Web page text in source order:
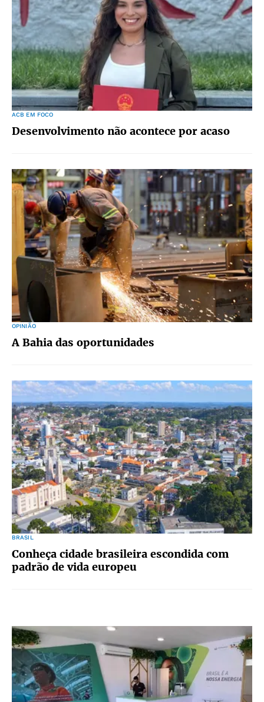
ACB EM FOCO
Desenvolvimento não acontece por acaso
OPINIÃO
A Bahia das oportunidades
BRASIL
Conheça cidade brasileira escondida com
padrão de vida europeu